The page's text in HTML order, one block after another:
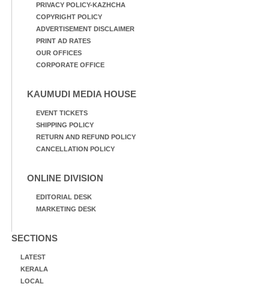
PRIVACY POLICY-KAZHCHA
COPYRIGHT POLICY
ADVERTISEMENT DISCLAIMER
PRINT AD RATES
OUR OFFICES
CORPORATE OFFICE
KAUMUDI MEDIA HOUSE
EVENT TICKETS
SHIPPING POLICY
RETURN AND REFUND POLICY
CANCELLATION POLICY
ONLINE DIVISION
EDITORIAL DESK
MARKETING DESK
SECTIONS
LATEST
KERALA
LOCAL